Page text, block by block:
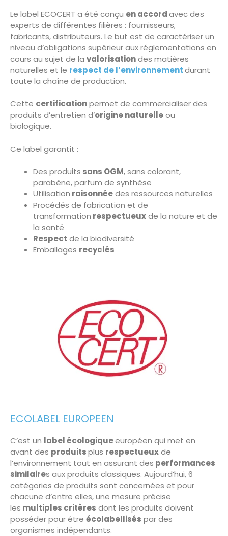
Le label ECOCERT a été conçu en accordavec des
experts de différentes filières : fournisseurs,
fabricants, distributeurs. Le but est de caractériser un
niveau d’obligations supérieur aux réglementations en
cours au sujet de la valorisationdes matières
naturelles et le respect de l’environnementdurant
toute la chaîne de production.
Cette certificationpermet de commercialiser des
produits d’entretien d’origine naturelleou
biologique.
Ce label garantit :
Des produits sans OGM, sans colorant,
parabène, parfum de synthèse
Utilisation raisonnéedes ressources naturelles
Procédés de fabrication et de
transformation respectueuxde la nature et de
la santé
Respect de la biodiversité
Emballages recyclés
ECOLABEL EUROPEEN
C’est un label écologiqueeuropéen qui met en
avant des produitsplus respectueuxde
l’environnement tout en assurant des performances
similaires aux produits classiques. Aujourd’hui, 6
catégories de produits sont concernées et pour
chacune d’entre elles, une mesure précise
les multiples critères dont les produits doivent
posséder pour être écolabellisés par des
organismes indépendants.